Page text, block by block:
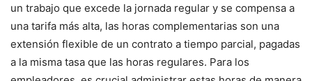
un trabajo que excede la jornada regular y se compensa a
una tarifa más alta, las horas complementarias son una
extensión flexible de un contrato a tiempo parcial, pagadas
a la misma tasa que las horas regulares. Para los